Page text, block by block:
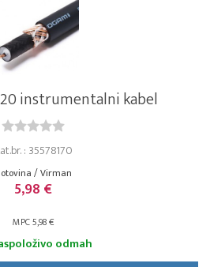
instrumentalni kabel
: 35578170
/ Virman
5,98 €
MPC 5,98 €
odmah